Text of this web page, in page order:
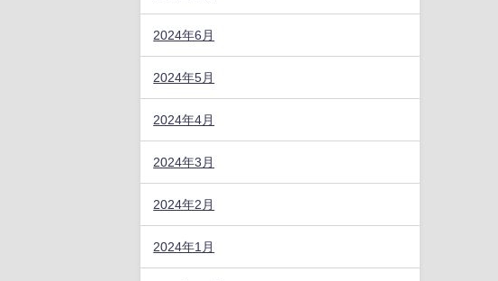
2024年6月
2024年5月
2024年4月
2024年3月
2024年2月
2024年1月